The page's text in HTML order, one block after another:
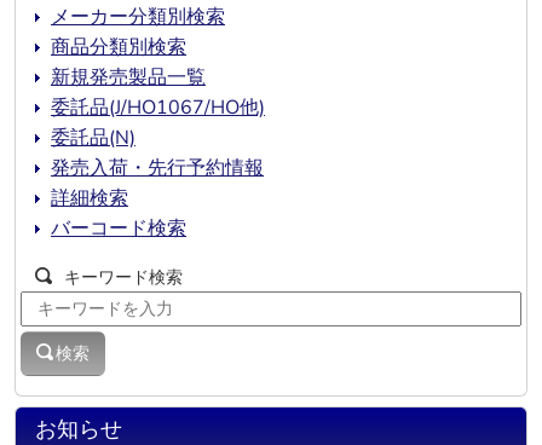
お知らせ
メーカー分類別検索
商品分類別検索
新規発売製品一覧
委託品(J/HO1067/HO他)
委託品(N)
発売入荷・先行予約情報
詳細検索
バーコード検索
キーワード検索
検索